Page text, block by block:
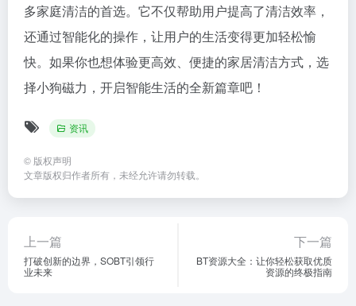
多家庭清洁的首选。它不仅帮助用户提高了清洁效率，
还通过智能化的操作，让用户的生活变得更加轻松愉
快。如果你也想体验更高效、便捷的家居清洁方式，选
择小狗磁力，开启智能生活的全新篇章吧！
资讯
© 版权声明
文章版权归作者所有，未经允许请勿转载。
上一篇
打破创新的边界，SOBT引领行
业未来
下一篇
BT资源大全：让你轻松获取优质
资源的终极指南